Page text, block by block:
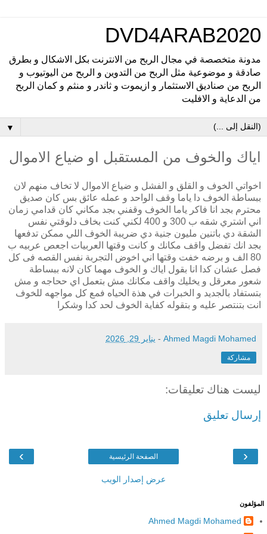
DVD4ARAB2020
مدونة متخصصة في مجال الربح من الانترنت بكل الاشكال و بطرق
صادقة و موضوعية مثل الربح من التدوين و الربح من اليوتيوب و
الربح من صناديق الاستثمار و ازيموت و ثاندر و منثم و كمان الربح
من الدعاية و الافليت
▼
اياك والخوف من المستقبل او ضياع الاموال
اخواتي الخوف و القلق و الفشل و ضياع الاموال لا تخاف منهم لان
ببساطة الخوف دا ياما وقف الواحد و عمله عائق بس كان صديق
محترم بجد انا فاكر ياما الخوف وقفني بجد مكاني كان قدامي زمان
اني اشتري شقه ب 300 و 400 لكني كنت بخاف دلوقتي نفس
الشقة دي باتنين مليون جنية دي ضريبة الخوف اللي ممكن تدفعها
بجد انك تفضل واقف مكانك و كانت وقتها العربيات اجعص عربيه ب
80 الف و برضه خفت وقتها اني اخوض التجربة نفس القصه فى كل
فصل عشان كدا انا بقول اياك و الخوف مهما كان لانه ببساطة
شعور معرقل و يخليك واقف مكانك مش بتعمل اي ححاجه و مش
بتستفاد بالجديد و الخبرات في هذة الحياه فمع كل مواجهه للخوف
انت بتنتصر عليه و بتقوله كفاية الخوف لحد كدا وشكرا
Ahmed Magdi Mohamed
- يناير 29, 2026
مشاركة
ليست هناك تعليقات:
إرسال تعليق
‹
› الصفحة الرئيسية
عرض إصدار الويب
المؤلفون
Ahmed Magdi Mohamed